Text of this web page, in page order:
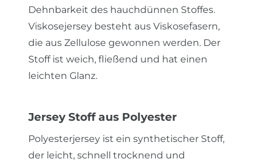
Dehnbarkeit des hauchdünnen Stoffes.
Viskosejersey besteht aus Viskosefasern,
die aus Zellulose gewonnen werden. Der
Stoff ist weich, fließend und hat einen
leichten Glanz.
Jersey Stoff aus Polyester
Polyesterjersey ist ein synthetischer Stoff,
der leicht, schnell trocknend und